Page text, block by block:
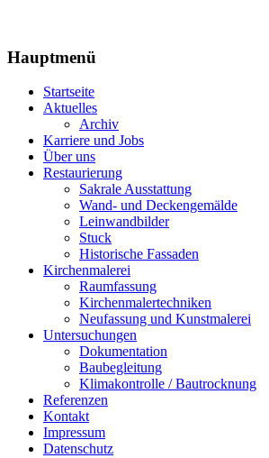
Hauptmenü
Startseite
Aktuelles
Archiv
Karriere und Jobs
Über uns
Restaurierung
Sakrale Ausstattung
Wand- und Deckengemälde
Leinwandbilder
Stuck
Historische Fassaden
Kirchenmalerei
Raumfassung
Kirchenmalertechniken
Neufassung und Kunstmalerei
Untersuchungen
Dokumentation
Baubegleitung
Klimakontrolle / Bautrocknung
Referenzen
Kontakt
Impressum
Datenschutz